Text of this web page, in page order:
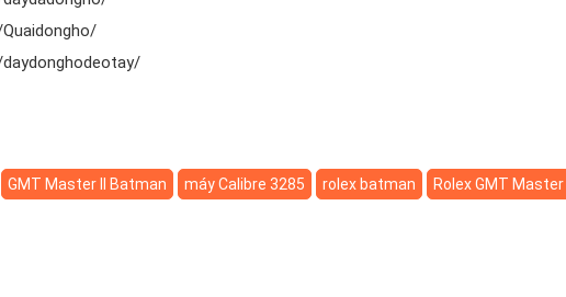
GMT Master II Batman máy Calibre 3285 rolex batman Rolex GMT Master II